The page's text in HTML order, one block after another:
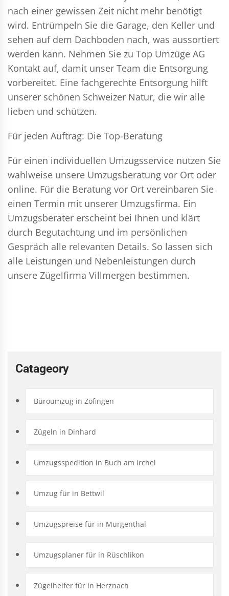
nach einer gewissen Zeit nicht mehr benötigt
wird. Entrümpeln Sie die Garage, den Keller und
sehen auf dem Dachboden nach, was aussortiert
werden kann. Nehmen Sie zu Top Umzüge AG
Kontakt auf, damit unser Team die Entsorgung
vorbereitet. Eine fachgerechte Entsorgung hilft
unserer schönen Schweizer Natur, die wir alle
lieben und schützen.
Für jeden Auftrag: Die Top-Beratung
Für einen individuellen Umzugsservice nutzen Sie
wahlweise unsere Umzugsberatung vor Ort oder
online. Für die Beratung vor Ort vereinbaren Sie
einen Termin mit unserer Umzugsfirma. Ein
Umzugsberater erscheint bei Ihnen und klärt
durch Begutachtung und im persönlichen
Gespräch alle relevanten Details. So lassen sich
alle Leistungen und Nebenleistungen durch
unsere Zügelfirma Villmergen bestimmen.
Catageory
Büroumzug in Zofingen
Zügeln in Dinhard
Umzugsspedition in Buch am Irchel
Umzug für in Bettwil
Umzugspreise für in Murgenthal
Umzugsplaner für in Rüschlikon
Zügelhelfer für in Herznach